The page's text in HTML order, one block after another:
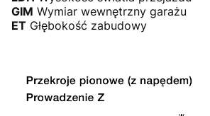
GIM Wymiar wewnętrzny garażu
ET Głębokość zabudowy